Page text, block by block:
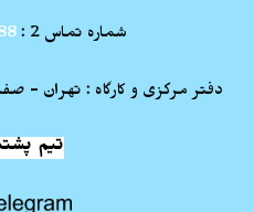
شماره تماس 2 :
دفتر مرکزی و کارگاه : تهران - صفادشت -
تیم